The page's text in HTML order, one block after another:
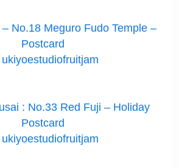
No.18 Meguro Fudo Temple –
Postcard
ukiyoestudiofruitjam
: No.33 Red Fuji – Holiday
Postcard
ukiyoestudiofruitjam